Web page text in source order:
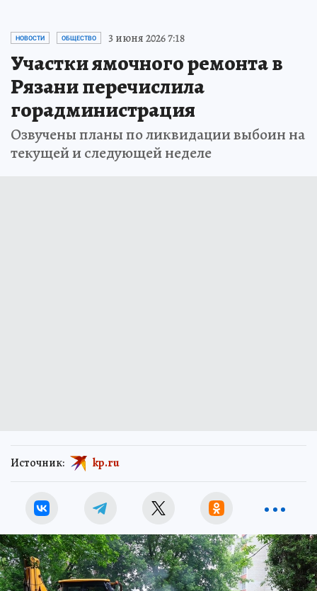
НОВОСТИ ОБЩЕСТВО 3 июня 2026 7:18
Участки ямочного ремонта в
Рязани перечислила
горадминистрация
Озвучены планы по ликвидации выбоин на
текущей и следующей неделе
Источник: kp.ru